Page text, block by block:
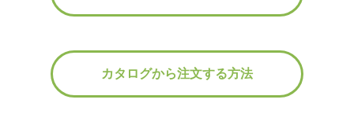
カタログから注文する方法